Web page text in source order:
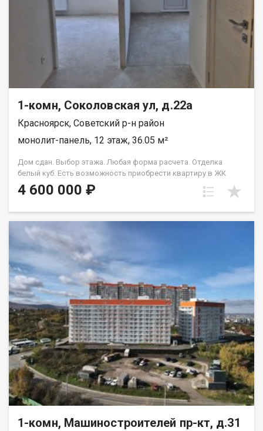
1-комн, Соколовская ул, д.22а
Красноярск, Советский р-н район
монолит-панель, 12 этаж, 36.05 м²
Дом сдан. Выбор этажа. Любая форма расчета. Отделка
белый куб. Есть возможность приобрести квартиру в ЖК
Аринский, под семейную ипотеку сбербанк, со ставкой 4.5 % на
весь срок кредита. Совкомбанк 3.9% на весь срок кредита.
4 600 000 ₽
1-комн, Машиностроителей пр-кт, д.31